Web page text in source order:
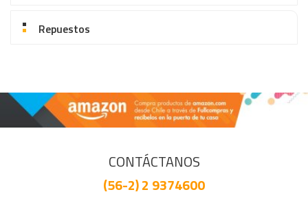
Repuestos
CONTÁCTANOS
(56-2) 2 9374600